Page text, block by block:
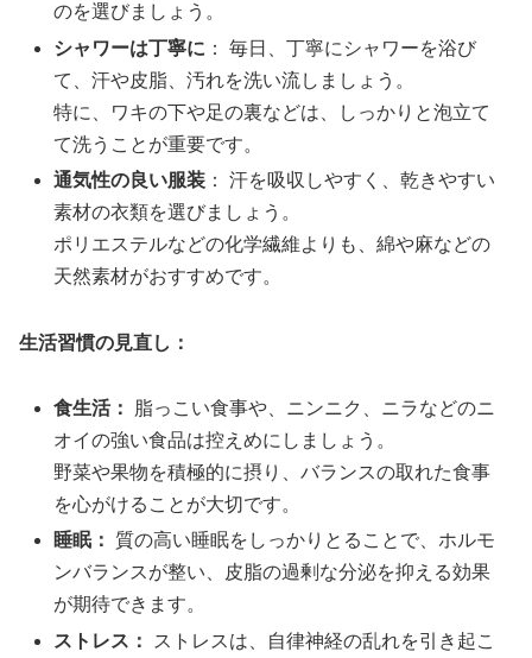
のを選びましょう。
シャワーは丁寧に ： 毎日、丁寧にシャワーを浴び
て、汗や皮脂、汚れを洗い流しましょう。
特に、ワキの下や足の裏などは、しっかりと泡立て
て洗うことが重要です。
通気性の良い服装 ： 汗を吸収しやすく、乾きやすい
素材の衣類を選びましょう。
ポリエステルなどの化学繊維よりも、綿や麻などの
天然素材がおすすめです。
生活習慣の見直し：
食生活：
脂っこい食事や、ニンニク、ニラなどのニ
オイの強い食品は控えめにしましょう。
野菜や果物を積極的に摂り、バランスの取れた食事
を心がけることが大切です。
睡眠： 質の高い睡眠をしっかりとることで、ホルモ
ンバランスが整い、皮脂の過剰な分泌を抑える効果
が期待できます。
ストレス：
ストレスは、自律神経の乱れを引き起こ